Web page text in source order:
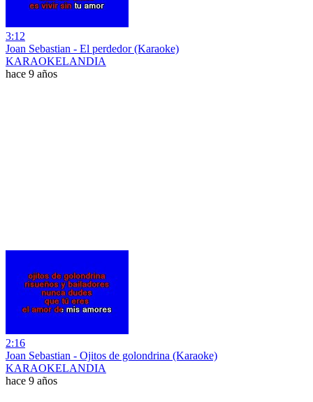
3:12
Joan Sebastian - El perdedor (Karaoke)
KARAOKELANDIA
hace 9 años
2:16
Joan Sebastian - Ojitos de golondrina (Karaoke)
KARAOKELANDIA
hace 9 años